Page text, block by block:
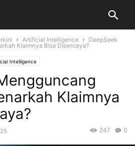
Artificial Intelligence
DeepSeek
Klaimnya Bisa Dipercaya?
Intelligence
Klaimnya
0
247